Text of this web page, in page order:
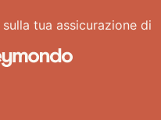
sulla tua assicurazione di